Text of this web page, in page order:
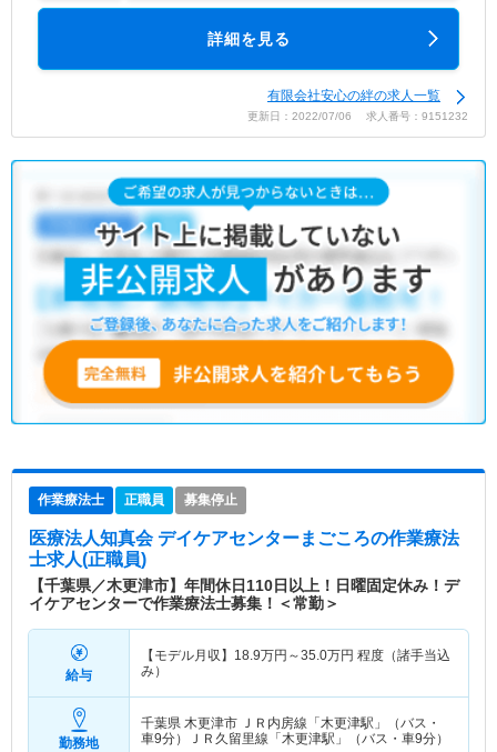
詳細を見る
有限会社安心の絆の求人一覧
更新日：2022/07/06 求人番号：9151232
作業療法士 正職員 募集停止
医療法人知真会 デイケアセンターまごころの作業療法
士求人(正職員)
【千葉県／木更津市】年間休日110日以上！日曜固定休み！デ
イケアセンターで作業療法士募集！＜常勤＞
給与
【モデル月収】 18.9万円～35.0万円 程度（諸手当込
み）
勤務地
千葉県 木更津市 ＪＲ内房線「木更津駅」（バス・
車9分）ＪＲ久留里線「木更津駅」（バス・車9分）